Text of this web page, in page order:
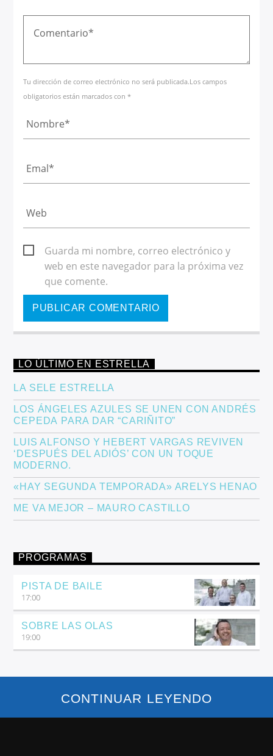
Tu dirección de correo electrónico no será publicada.Los campos
obligatorios están marcados con *
Guarda mi nombre, correo electrónico y
web en este navegador para la próxima vez
que comente.
LO ÚLTIMO EN ESTRELLA
LA SELE ESTRELLA
LOS ÁNGELES AZULES SE UNEN CON ANDRÉS
CEPEDA PARA DAR “CARIÑITO”
LUIS ALFONSO Y HEBERT VARGAS REVIVEN
‘DESPUÉS DEL ADIÓS’ CON UN TOQUE
MODERNO.
«HAY SEGUNDA TEMPORADA» ARELYS HENAO
ME VA MEJOR – MAURO CASTILLO
PROGRAMAS
PISTA DE BAILE
17:00
SOBRE LAS OLAS
19:00
CONTINUAR LEYENDO